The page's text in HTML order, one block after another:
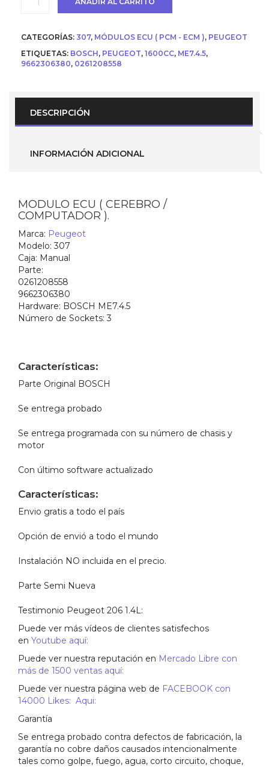
$ 700.
$ 600.
/
Computador
)
para
ME7.4.5
)
0261208558
CATEGORÍAS: 307, MÓDULOS ECU ( PCM - ECM ), PEUGEOT
ETIQUETAS: BOSCH, PEUGEOT, 1600CC, ME7.4.5,
9662306380, 0261208558
DESCRIPCIÓN
INFORMACIÓN ADICIONAL
MODULO ECU ( CEREBRO /
COMPUTADOR ).
Marca: Peugeot
Modelo:307
Caja: Manual
Parte:
0261208558
9662306380
Hardware: BOSCH ME7.4.5
Número de Sockets: 3
Características:
Parte Original BOSCH
Se entrega probado
Se entrega programada con su número de chasis y
motor
Con último software actualizado
Características:
Envio gratis a todo el país
Opción de envió a todo el mundo
Instalación NO incluida en el precio.
Parte Semi Nueva
Testimonio Peugeot 206 1.4L:
Puede ver más vídeos de clientes satisfechos
en Youtube aquí:
Puede ver nuestra reputación en Mercado Libre con
más de 1500 ventas aquí:
Puede ver nuestra página web de FACEBOOK con
14000 Likes: Aqui:
Garantía
Se entrega probado contra defectos de fabricación, la
garantía no cobre daños causados intencionalmente
tales como golpe, fuego, agua, corto circuito, choque,